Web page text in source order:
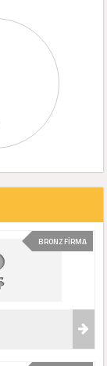
BRONZ FİRMA